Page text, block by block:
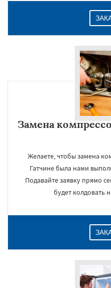
Замена
Желаете, чтобы замена
Гатчине была нами
Подавайте заявку прямо
будет колдовать
Даю согласие на